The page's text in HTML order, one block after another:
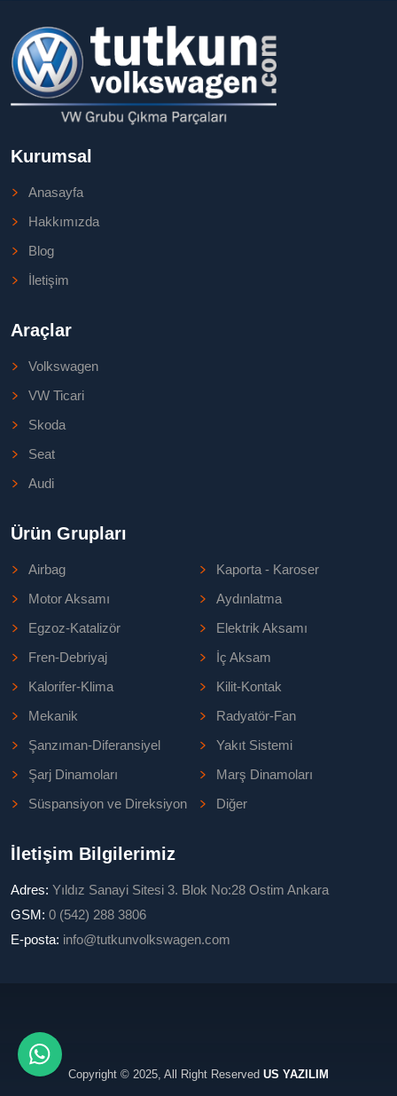
Kurumsal
Anasayfa
Hakkımızda
Blog
İletişim
Araçlar
Volkswagen
VW Ticari
Skoda
Seat
Audi
Ürün Grupları
Airbag
Kaporta - Karoser
Motor Aksamı
Aydınlatma
Egzoz-Katalizör
Elektrik Aksamı
Fren-Debriyaj
İç Aksam
Kalorifer-Klima
Kilit-Kontak
Mekanik
Radyatör-Fan
Şanzıman-Diferansiyel
Yakıt Sistemi
Şarj Dinamoları
Marş Dinamoları
Süspansiyon ve Direksiyon
Diğer
İletişim Bilgilerimiz
Adres: Yıldız Sanayi Sitesi 3. Blok No:28 Ostim Ankara
GSM: 0 (542) 288 3806
E-posta: info@tutkunvolkswagen.com
Copyright © 2025, All Right Reserved US YAZILIM